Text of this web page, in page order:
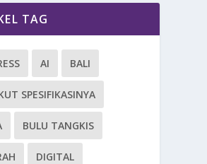
TAG
AI BALI
SPESIFIKASINYA
BULU TANGKIS
DIGITAL